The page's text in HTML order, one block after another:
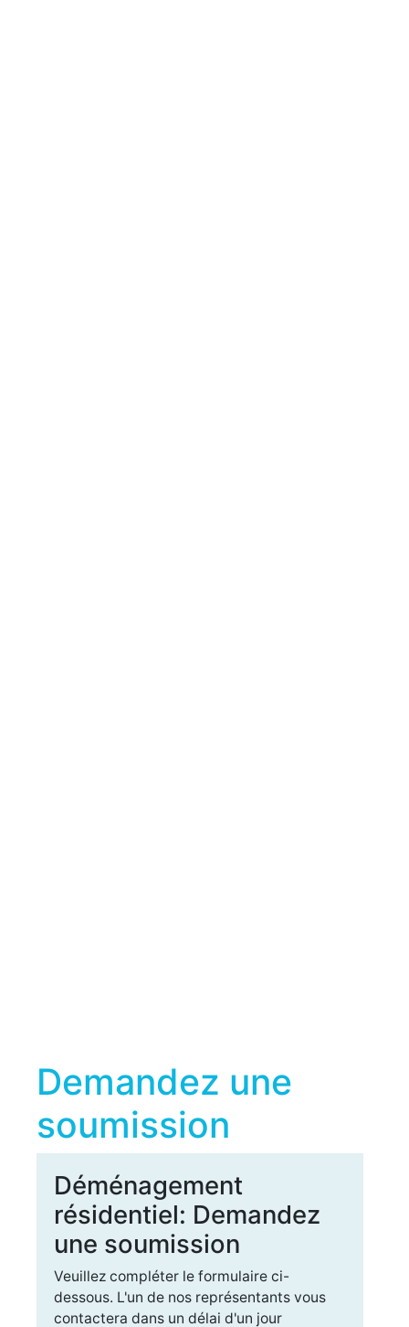
Demandez une
soumission
Déménagement
résidentiel: Demandez
une soumission
Veuillez compléter le formulaire ci-
dessous. L'un de nos représentants vous
contactera dans un délai d'un jour